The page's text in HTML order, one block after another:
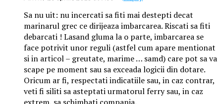
Sa nu uit: nu incercati sa fiti mai destepti decat
marinarul grec ce dirijeaza imbarcarea. Riscati sa fiti
debarcati ! Lasand gluma la o parte, imbarcarea se
face potrivit unor reguli (astfel cum apare mentionat
si in articol – greutate, marime … samd) care pot sa va
scape pe moment sau sa exceada logicii din dotare.
Oricum ar fi, respectati indicatiile sau, in caz contrar,
veti fi siliti sa asteptati urmatorul ferry sau, in caz